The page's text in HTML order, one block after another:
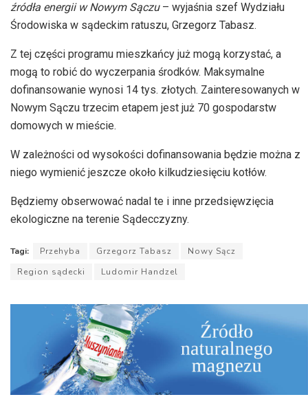
źródła energii w Nowym Sączu – wyjaśnia szef Wydziału
Środowiska w sądeckim ratuszu, Grzegorz Tabasz.
Z tej części programu mieszkańcy już mogą korzystać, a
mogą to robić do wyczerpania środków. Maksymalne
dofinansowanie wynosi 14 tys. złotych. Zainteresowanych w
Nowym Sączu trzecim etapem jest już 70 gospodarstw
domowych w mieście.
W zależności od wysokości dofinansowania będzie można z
niego wymienić jeszcze około kilkudziesięciu kotłów.
Będziemy obserwować nadal te i inne przedsięwzięcia
ekologiczne na terenie Sądecczyzny.
Tagi: Przehyba Grzegorz Tabasz
Nowy Sącz
Region sądecki
Ludomir Handzel